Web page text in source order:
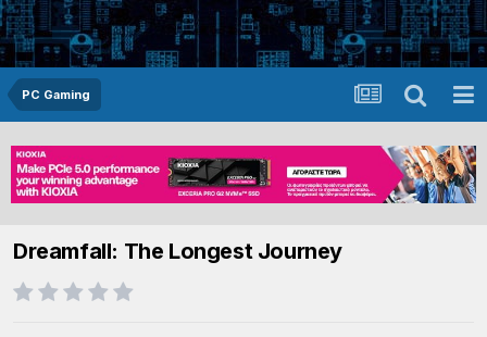
PC Gaming
Dreamfall: The Longest Journey